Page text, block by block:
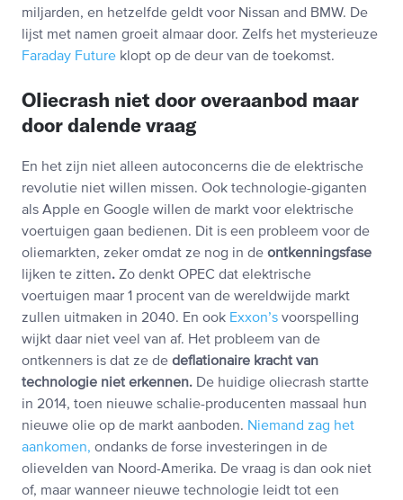
miljarden, en hetzelfde geldt voor Nissan and BMW. De
lijst met namen groeit almaar door. Zelfs het mysterieuze
Faraday Future klopt op de deur van de toekomst.
Oliecrash niet door overaanbod maar
door dalende vraag
En het zijn niet alleen autoconcerns die de elektrische
revolutie niet willen missen. Ook technologie-giganten
als Apple en Google willen de markt voor elektrische
voertuigen gaan bedienen. Dit is een probleem voor de
oliemarkten, zeker omdat ze nog in de ontkenningsfase
lijken te zitten. Zo denkt OPEC dat elektrische
voertuigen maar 1 procent van de wereldwijde markt
zullen uitmaken in 2040. En ook Exxon’s voorspelling
wijkt daar niet veel van af. Het probleem van de
ontkenners is dat ze de deflationaire kracht van
technologie niet erkennen. De huidige oliecrash startte
in 2014, toen nieuwe schalie-producenten massaal hun
nieuwe olie op de markt aanboden. Niemand zag het
aankomen, ondanks de forse investeringen in de
olievelden van Noord-Amerika. De vraag is dan ook niet
of, maar wanneer nieuwe technologie leidt tot een